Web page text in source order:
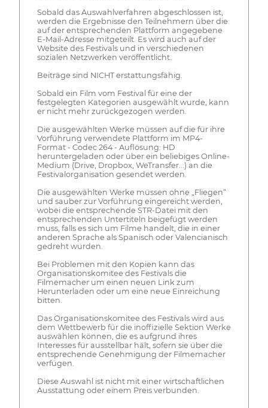
Sobald das Auswahlverfahren abgeschlossen ist,
werden die Ergebnisse den Teilnehmern über die
auf der entsprechenden Plattform angegebene
E-Mail-Adresse mitgeteilt. Es wird auch auf der
Website des Festivals und in verschiedenen
sozialen Netzwerken veröffentlicht.
Beiträge sind NICHT erstattungsfähig.
Sobald ein Film vom Festival für eine der
festgelegten Kategorien ausgewählt wurde, kann
er nicht mehr zurückgezogen werden.
Die ausgewählten Werke müssen auf die für ihre
Vorführung verwendete Plattform im MP4-
Format - Codec 264 - Auflösung: HD
heruntergeladen oder über ein beliebiges Online-
Medium (Drive, Dropbox, WeTransfer...) an die
Festivalorganisation gesendet werden.
Die ausgewählten Werke müssen ohne „Fliegen“
und sauber zur Vorführung eingereicht werden,
wobei die entsprechende STR-Datei mit den
entsprechenden Untertiteln beigefügt werden
muss, falls es sich um Filme handelt, die in einer
anderen Sprache als Spanisch oder Valencianisch
gedreht wurden.
Bei Problemen mit den Kopien kann das
Organisationskomitee des Festivals die
Filmemacher um einen neuen Link zum
Herunterladen oder um eine neue Einreichung
bitten.
Das Organisationskomitee des Festivals wird aus
dem Wettbewerb für die inoffizielle Sektion Werke
auswählen können, die es aufgrund ihres
Interesses für ausstellbar hält, sofern sie über die
entsprechende Genehmigung der Filmemacher
verfügen.
Diese Auswahl ist nicht mit einer wirtschaftlichen
Ausstattung oder einem Preis verbunden.